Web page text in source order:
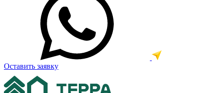
Оставить заявку